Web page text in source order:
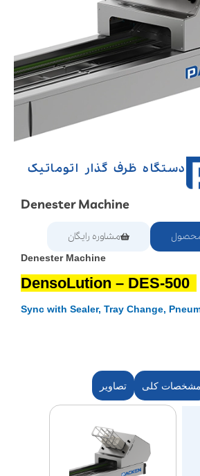
دستگاه ظرف گذار اتوماتیک
Denester Machine
محصول مشاوره رایگان
Denester Machine
DensoLution – DES-500
Sync with Sealer, Tray Change,
مشخصات کلی تصاویر